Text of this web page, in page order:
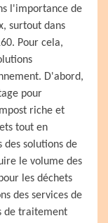
l'importance de
surtout dans
Pour cela,
D'abord,
pour
riche et
tout en
des solutions de
le volume des
les déchets
des services de
de traitement